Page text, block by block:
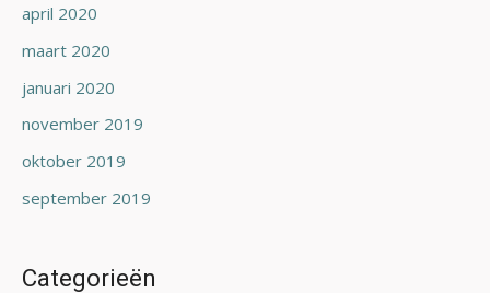
april 2020
maart 2020
januari 2020
november 2019
oktober 2019
september 2019
Categorieën